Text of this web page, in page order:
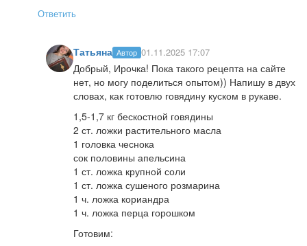
Ответить
Татьяна Автор 01.11.2025 17:07
Добрый, Ирочка! Пока такого рецепта на сайте
нет, но могу поделиться опытом)) Напишу в двух
словах, как готовлю говядину куском в рукаве.
1,5-1,7 кг бескостной говядины
2 ст. ложки растительного масла
1 головка чеснока
сок половины апельсина
1 ст. ложка крупной соли
1 ст. ложка сушеного розмарина
1 ч. ложка кориандра
1 ч. ложка перца горошком
Готовим: